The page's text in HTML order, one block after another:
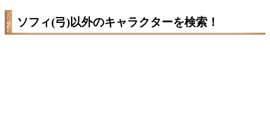
ソフィ(弓)以外のキャラクターを検索！